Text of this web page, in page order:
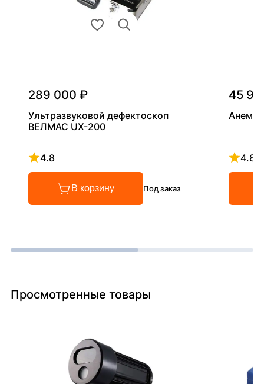
289 000 ₽
Ультразвуковой дефектоскоп
ВЕЛМАС UX-200
4.8
Рейтинг 4.8 из 5
В корзину Под заказ
45
4.8
Просмотренные товары